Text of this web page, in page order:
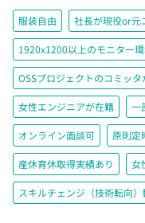
服装自由 社長が現役or元
1920x1200以上のモニター
OSSプロジェクトのコミッタ
女性エンジニアが在籍 一
オンライン面談可 原則定
産休育休取得実績あり 女
スキルチェンジ（技術転向）